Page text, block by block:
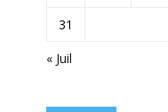
« Juil
31